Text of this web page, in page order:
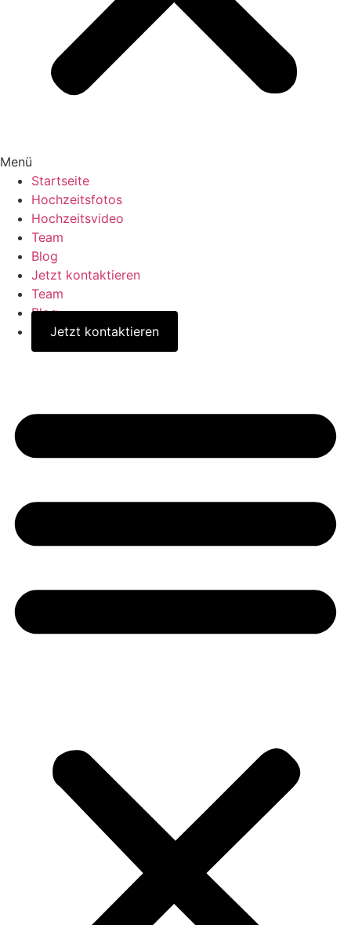
Menü
Startseite
Hochzeitsfotos
Hochzeitsvideo
Team
Blog
Jetzt kontaktieren
Team
Blog
Jetzt kontaktieren